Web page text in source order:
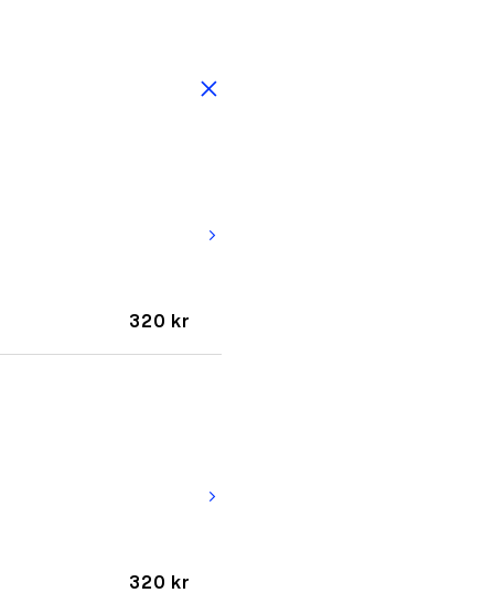
320 kr
arrow_forward_ios
320 kr
arrow_forward_ios